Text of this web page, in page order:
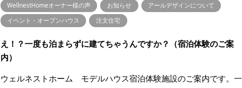
WellnestHomeオーナー様の声 お知らせ
アールデザインについて
イベント・オープンハウス
注文住宅
え！？一度も泊まらずに建てちゃうんですか？（宿泊体験のご案
内）
ウェルネストホーム モデルハウス宿泊体験施設のご案内です。一